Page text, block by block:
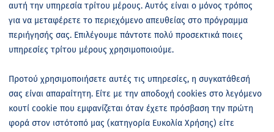
αυτή την υπηρεσία τρίτου μέρους. Αυτός είναι ο μόνος τρόπος
για να μεταφέρετε το περιεχόμενο απευθείας στο πρόγραμμα
περιήγησής σας. Επιλέγουμε πάντοτε πολύ προσεκτικά ποιες
υπηρεσίες τρίτου μέρους χρησιμοποιούμε.
Προτού χρησιμοποιήσετε αυτές τις υπηρεσίες, η συγκατάθεσή
σας είναι απαραίτητη. Είτε με την αποδοχή cookies στο λεγόμενο
κουτί cookie που εμφανίζεται όταν έχετε πρόσβαση την πρώτη
φορά στον ιστότοπό μας (κατηγορία Ευκολία Χρήσης) είτε